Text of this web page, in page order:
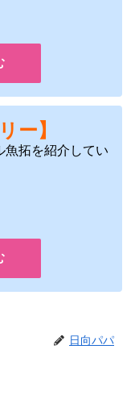
ー】
魚拓を紹介してい
日向パパ